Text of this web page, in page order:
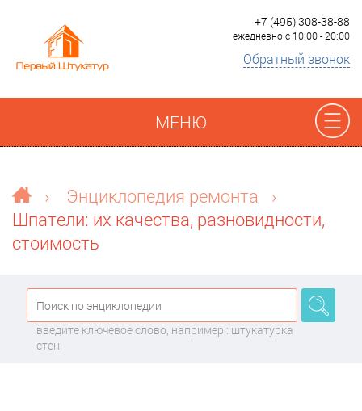
+7 (495) 308-38-88
ежедневно с 10:00 - 20:00
Обратный звонок
МЕНЮ
Наши работы
О компании
› Энциклопедия ремонта
›
Шпатели: их качества, разновидности,
стоимость
введите ключевое слово, например : штукатурка
стен